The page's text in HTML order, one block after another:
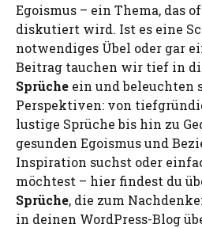
Egoismus – ein Thema, das
diskutiert wird. Ist es eine
notwendiges Übel oder gar
Beitrag tauchen wir tief in
Sprüche ein und beleuchten
Perspektiven: von
lustige Sprüche bis hin zu
gesunden Egoismus und
Inspiration suchst oder
möchtest – hier findest du
Sprüche, die zum
in deinen WordPress-Blog